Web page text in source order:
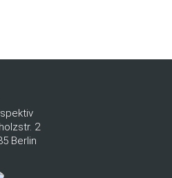
2
Berlin